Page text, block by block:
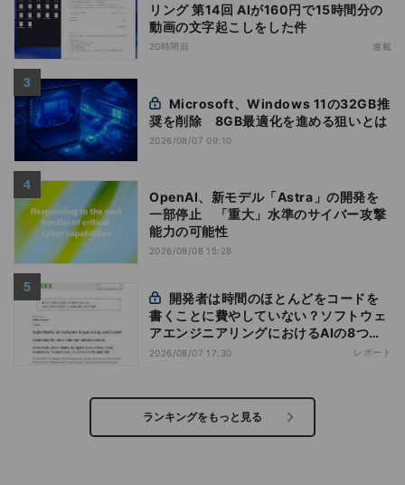
リング 第14回 AIが160円で15時間分の
動画の文字起こしをした件
20時間前 連載
奨を削除 8GB最適化を進める狙いとは
2026/08/07 09:10
OpenAI、新モデル「Astra」の開発を
一部停止 「重大」水準のサイバー攻撃
能力の可能性
2026/08/08 15:28
書くことに費やしていない？ソフトウェ
アエンジニアリングにおけるAIの8つの
神話への賛否
2026/08/07 17:30 レポート
ランキングをもっと見る